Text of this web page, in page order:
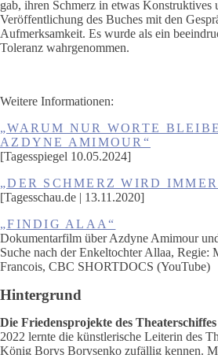
gab, ihren Schmerz in etwas Konstruktives
Veröffentlichung des Buches mit den
Aufmerksamkeit. Es wurde als ein
Toleranz wahrgenommen.
Weitere Informationen:
„WARUM NUR WORTE
AZDYNE AMIMOUR“
[Tagesspiegel 10.05.2024]
„DER SCHMERZ WIRD
[Tagesschau.de | 13.11.2020]
„FINDIG ALAA“
Dokumentarfilm über Azdyne Amimour
Suche nach der Enkeltochter Allaa, Regie:
Francois, CBC SHORTDOCS (YouTube)
Hintergrund
Die Friedensprojekte des Theaterschiffes
2022 lernte die künstlerische Leiterin des
König Borys Borysenko zufällig kennen.